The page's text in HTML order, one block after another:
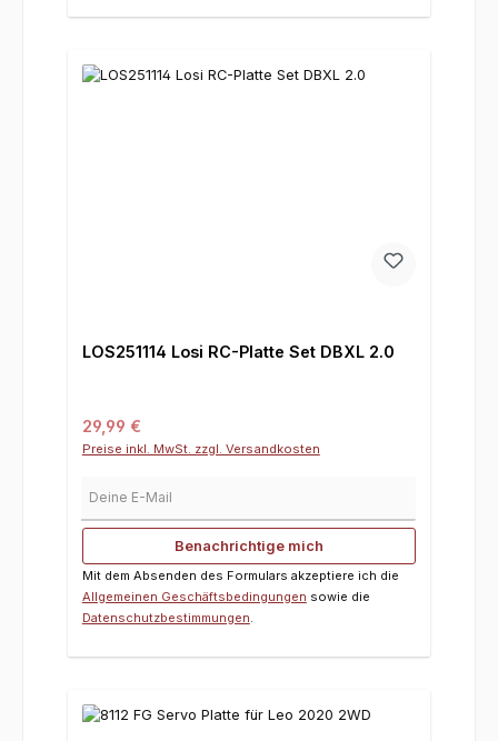
LOS251114 Losi RC-Platte Set DBXL 2.0
Regulärer Preis:
29,99 €
Preise inkl. MwSt. zzgl. Versandkosten
Benachrichtige mich
Mit dem Absenden des Formulars akzeptiere ich die
Allgemeinen Geschäftsbedingungen sowie die
Datenschutzbestimmungen.